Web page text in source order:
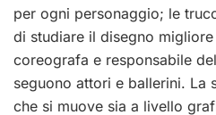
per ogni personaggio; le
di studiare il disegno
coreografa e responsabile
seguono attori e ballerini. La
che si muove sia a livello